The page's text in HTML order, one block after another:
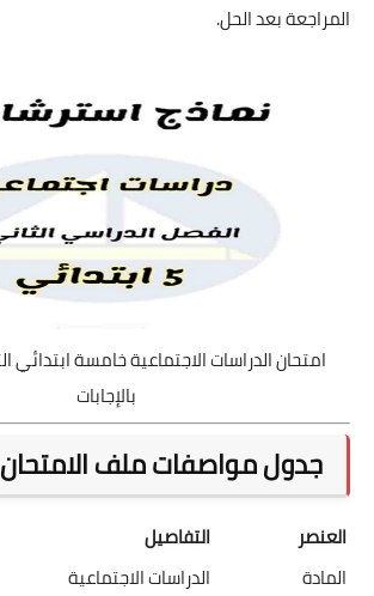
المراجعة بعد الحل.
بالإجابات
جدول مواصفات ملف الامتحان
العنصر
التفاصيل
المادة
الدراسات الاجتماعية